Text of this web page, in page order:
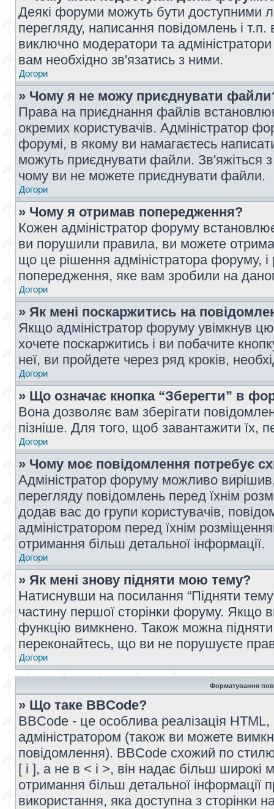
Деякі форуми можуть бути доступними
перегляду, написання повідомлень і
виключно модератори та
вам необхідно зв'язатись з ними.
Догори
» Чому я не можу приєднувати
Права на приєднання файлів
окремих користувачів. Адміністратор
форумі, в якому ви намагаєтесь
можуть приєднувати файли. Зв'яжіться
чому ви не можете приєднувати файли.
Догори
» Чому я отримав попередження?
Кожен адміністратор форуму
ви порушили правила, ви можете
що це рішення адміністратора форуму,
попередження, яке вам зробили на
Догори
» Як мені поскаржитись на
Якщо адміністратор форуму увімкнув
хочете поскаржитись і ви побачите
неї, ви пройдете через ряд кроків,
Догори
» Що означає кнопка “Зберегти” в
Вона дозволяє вам зберігати
пізніше. Для того, щоб завантажити їх,
Догори
» Чому моє повідомлення потребує
Адміністратор форуму можливо
перегляду повідомлень перед їхнім
додав вас до групи користувачів,
адміністратором перед їхнім
отримання більш детальної інформації.
Догори
» Як мені знову підняти мою тему?
Натиснувши на посилання “Підняти
частину першої сторінки форуму. Якщо
функцію вимкнено. Також можна
переконайтесь, що ви не порушуєте
Догори
Форматування
» Що таке BBCode?
BBCode - це особлива реалізація
адміністратором (також ви можете
повідомлення). BBCode схожий по
[ і ], а не в < і >, він надає більш
отримання більш детальної інформації
використання, яка доступна з сторінки